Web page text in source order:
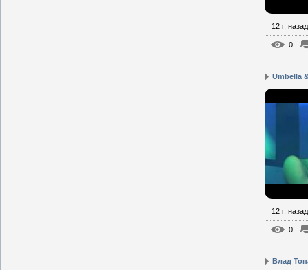
12 г. назад
0
Umbella
12 г. назад
0
Влад